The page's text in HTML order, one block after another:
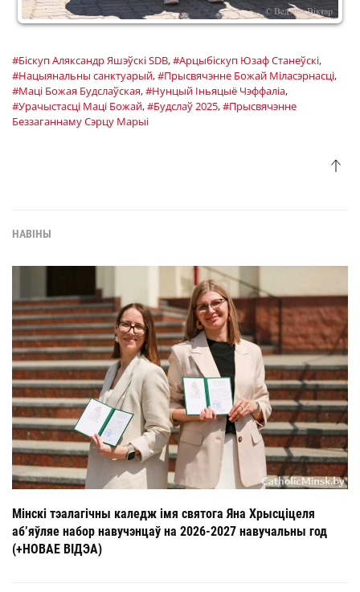
#Біскуп Аляксандр Яшэўскі SDB,#Арцыбiскуп Юзаф Станеўскі,
#Нацыянальны санктуарый,#Прысвячэнне Божай Міласэрнасці,
#Маці Божая Будслаўская,#Нунцый Іньяцыё Чэффаліа,
#Урачыстасці Маці Божай,#Будслаў 2025,#Прысвячэнне
Беззаганнаму Сэрцу Марыі
НАВІНЫ
Мінскі тэалагічны каледж імя святога Яна Хрысціцеля
аб’яўляе набор навучэнцаў на 2026-2027 навучальны год
(+НОВАЕ ВІДЭА)